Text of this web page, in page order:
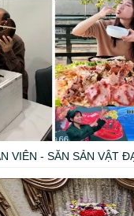
VIÊN - SĂN SẢN VẬT